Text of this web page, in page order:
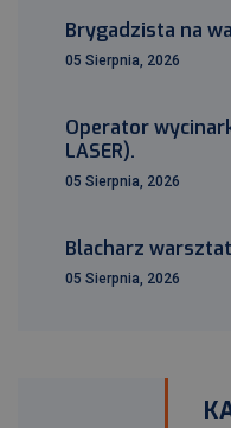
Brygadzista na
05 Sierpnia, 2026
Operator
LASER).
05 Sierpnia, 2026
Blacharz
05 Sierpnia, 2026